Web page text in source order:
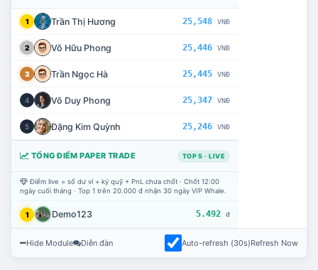
1 Trần Thị Hương 25,548 VNĐ
2 Võ Hữu Phong 25,446 VNĐ
3 Trần Ngọc Hà 25,445 VNĐ
4 Võ Duy Phong 25,347 VNĐ
5 Đặng Kim Quỳnh 25,246 VNĐ
TỔNG ĐIỂM PAPER TRADE TOP 5 · LIVE
Điểm live = số dư ví + ký quỹ + PnL chưa chốt · Chốt 12:00
ngày cuối tháng · Top 1 trên 20.000 đ nhận 30 ngày VIP Whale.
1 Demo123 5.492 đ
Hide Module Diễn đàn Auto-refresh (30s)Refresh Now